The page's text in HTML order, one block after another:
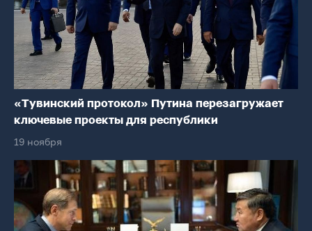
«Тувинский протокол» Путина перезагружает
ключевые проекты для республики
19 ноября